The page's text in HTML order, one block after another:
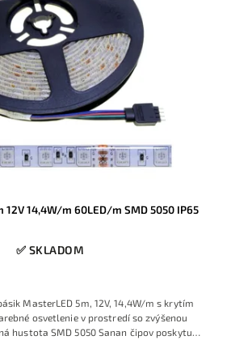
12V 14,4W/m 60LED/m SMD 5050 IP65
✅ SKLADOM
MasterLED 5m, 12V, 14,4W/m s krytím
osvetlenie v prostredí so zvýšenou
hustota SMD 5050 Sanan čipov poskytuje